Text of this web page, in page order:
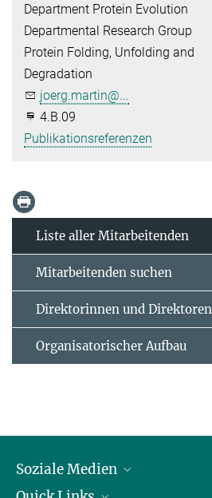
Department Protein Evolution
Departmental Research Group
Protein Folding, Unfolding and
Degradation
joerg.martin@...
4.B.09
Publikationsreferenzen
Liste aller Mitarbeitenden
Mitarbeitenden suchen
Direktorinnen und Direktoren
Organisatorischer Aufbau
Soziale Medien